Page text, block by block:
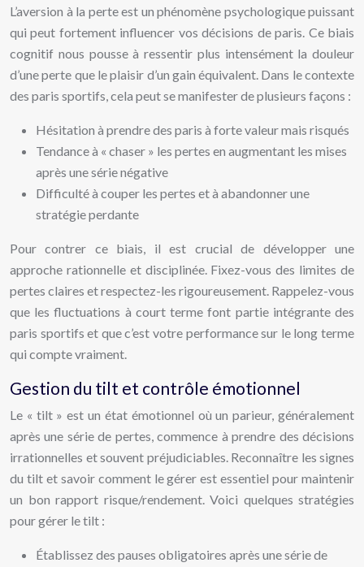
L’aversion à la perte est un phénomène psychologique puissant
qui peut fortement influencer vos décisions de paris. Ce biais
cognitif nous pousse à ressentir plus intensément la douleur
d’une perte que le plaisir d’un gain équivalent. Dans le contexte
des paris sportifs, cela peut se manifester de plusieurs façons :
Hésitation à prendre des paris à forte valeur mais risqués
Tendance à « chaser » les pertes en augmentant les mises
après une série négative
Difficulté à couper les pertes et à abandonner une
stratégie perdante
Pour contrer ce biais, il est crucial de développer une
approche rationnelle et disciplinée. Fixez-vous des limites de
pertes claires et respectez-les rigoureusement. Rappelez-vous
que les fluctuations à court terme font partie intégrante des
paris sportifs et que c’est votre performance sur le long terme
qui compte vraiment.
Gestion du tilt et contrôle émotionnel
Le « tilt » est un état émotionnel où un parieur, généralement
après une série de pertes, commence à prendre des décisions
irrationnelles et souvent préjudiciables. Reconnaître les signes
du tilt et savoir comment le gérer est essentiel pour maintenir
un bon rapport risque/rendement. Voici quelques stratégies
pour gérer le tilt :
Établissez des pauses obligatoires après une série de